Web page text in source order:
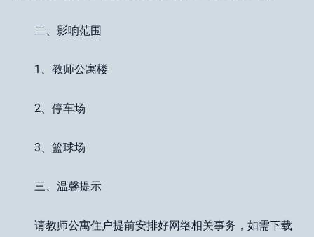
二、影响范围
1、教师公寓楼
2、停车场
3、篮球场
三、温馨提示
请教师公寓住户提前安排好网络相关事务，如需下载